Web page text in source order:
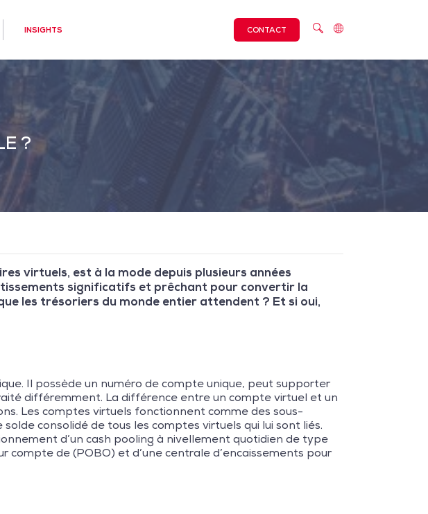
INSIGHTS CONTACT
?
virtuels, est à la mode depuis plusieurs années
significatifs et prêchant pour convertir la
les trésoriers du monde entier attendent ? Et si oui,
Il possède un numéro de compte unique, peut supporter
différemment. La différence entre un compte virtuel et un
Les comptes virtuels fonctionnent comme des sous-
consolidé de tous les comptes virtuels qui lui sont liés.
d’un cash pooling à nivellement quotidien de type
de (POBO) et d’une centrale d’encaissements pour